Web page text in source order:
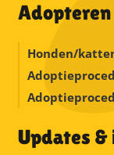
Adopteren
Honden/
Updates &